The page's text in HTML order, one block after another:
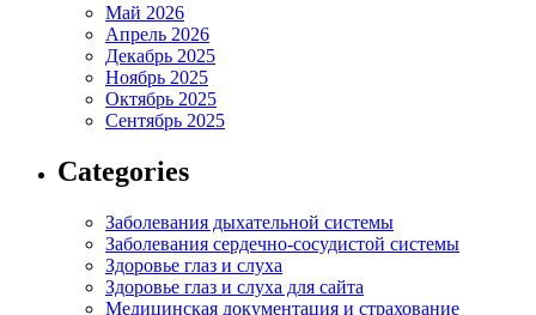
Май 2026
Апрель 2026
Декабрь 2025
Ноябрь 2025
Октябрь 2025
Сентябрь 2025
Categories
Заболевания дыхательной системы
Заболевания сердечно-сосудистой системы
Здоровье глаз и слуха
Здоровье глаз и слуха для сайта
Медицинская документация и страхование